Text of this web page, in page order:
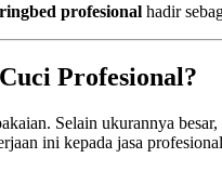
profesional hadir
Profesional?
Selain ukurannya
ini kepada jasa